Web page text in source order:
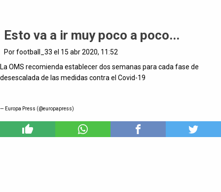
Esto va a ir muy poco a poco...
Por football_33 el 15 abr 2020, 11:52
La OMS recomienda establecer dos semanas para cada fase de
desescalada de las medidas contra el Covid-19
— Europa Press (@europapress)